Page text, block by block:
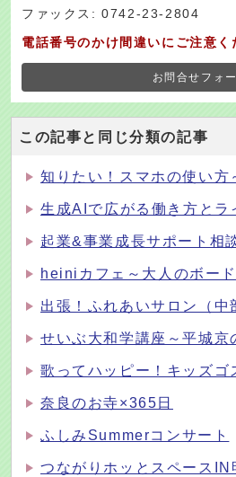
ファックス: 0742-23-2804
電話番号のかけ間違いにご注意く
お問合せフォ
この記事と同じ分類の記事
知りたい！スマホの使い方
生成AIで広がる働き方とラ
起業&事業成長サポート相
heiniカフェ～大人のボー
出張！ふれあいサロン（中
せいぶ大和学講座～平城京
歌ってハッピー！キッズゴ
奈良のお寺×365日
ふしみSummerコンサート
つながりホッとスペースIN